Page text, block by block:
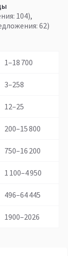
104),
62)
1–18 700
3–258
12–25
200–15 800
750–16 200
1 100–4 950
496–64 445
1900–2026